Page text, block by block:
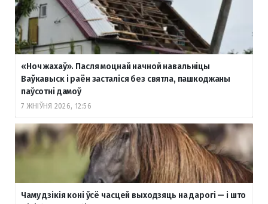
«Ноч жахаў». Пасля моцнай начной навальніцы
Ваўкавыск і раён засталіся без святла, пашкоджаны
паўсотні дамоў
7 ЖНІЎНЯ 2026, 12:56
Чаму дзікія коні ўсё часцей выходзяць на дарогі — і што